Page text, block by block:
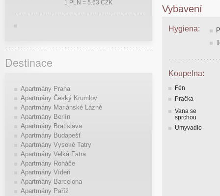
Vybavení
Hygiena:
Koupelna:
Fén
Pračka
Vana se
sprchou
Umyvadlo
1 PLN = 5.63 CZK
Destinace
Apartmány Praha
Apartmány Český Krumlov
Apartmány Mariánské Lázně
Apartmány Berlín
Apartmány Bratislava
Apartmány Budapešť
Apartmány Vysoké Tatry
Apartmány Velká Fatra
Apartmány Roháče
Apartmány Vídeň
Apartmány Barcelona
Apartmány Paříž